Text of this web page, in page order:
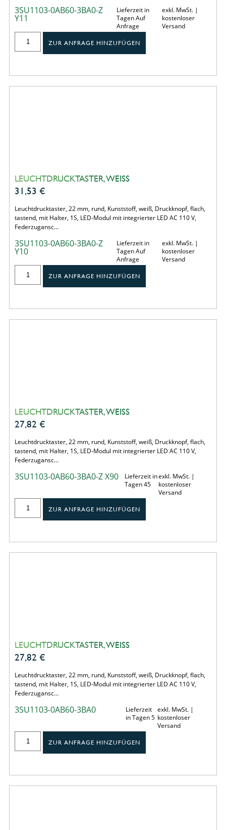
3SU1103-0AB60-3BA0-Z
Y11
Lieferzeit in
Tagen Auf
Anfrage
exkl. MwSt. |
kostenloser
Versand
ZUR ANFRAGE HINZUFÜGEN
LEUCHTDRUCKTASTER, WEISS
31,53 €
Leuchtdrucktaster, 22 mm, rund, Kunststoff, weiß, Druckknopf, flach,
tastend, mit Halter, 1S, LED-Modul mit integrierter LED AC 110 V,
Federzugansc…
3SU1103-0AB60-3BA0-Z
Y10
Lieferzeit in
Tagen Auf
Anfrage
exkl. MwSt. |
kostenloser
Versand
ZUR ANFRAGE HINZUFÜGEN
LEUCHTDRUCKTASTER, WEISS
27,82 €
Leuchtdrucktaster, 22 mm, rund, Kunststoff, weiß, Druckknopf, flach,
tastend, mit Halter, 1S, LED-Modul mit integrierter LED AC 110 V,
Federzugansc…
3SU1103-0AB60-3BA0-Z X90
Lieferzeit in
Tagen 45
exkl. MwSt. |
kostenloser
Versand
ZUR ANFRAGE HINZUFÜGEN
LEUCHTDRUCKTASTER, WEISS
27,82 €
Leuchtdrucktaster, 22 mm, rund, Kunststoff, weiß, Druckknopf, flach,
tastend, mit Halter, 1S, LED-Modul mit integrierter LED AC 110 V,
Federzugansc…
3SU1103-0AB60-3BA0
Lieferzeit
in Tagen 5
exkl. MwSt. |
kostenloser
Versand
ZUR ANFRAGE HINZUFÜGEN